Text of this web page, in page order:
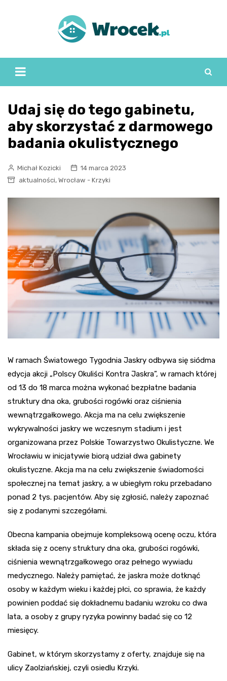
Udaj się do tego gabinetu,
aby skorzystać z darmowego
badania okulistycznego
Michał Kozicki
14 marca 2023
aktualności, Wrocław - Krzyki
W ramach Światowego Tygodnia Jaskry odbywa się siódma
edycja akcji „Polscy Okuliści Kontra Jaskra”, w ramach której
od 13 do 18 marca można wykonać bezpłatne badania
struktury dna oka, grubości rogówki oraz ciśnienia
wewnątrzgałkowego. Akcja ma na celu zwiększenie
wykrywalności jaskry we wczesnym stadium i jest
organizowana przez Polskie Towarzystwo Okulistyczne. We
Wrocławiu w inicjatywie biorą udział dwa gabinety
okulistyczne. Akcja ma na celu zwiększenie świadomości
społecznej na temat jaskry, a w ubiegłym roku przebadano
ponad 2 tys. pacjentów. Aby się zgłosić, należy zapoznać
się z podanymi szczegółami.
Obecna kampania obejmuje kompleksową ocenę oczu, która
składa się z oceny struktury dna oka, grubości rogówki,
ciśnienia wewnątrzgałkowego oraz pełnego wywiadu
medycznego. Należy pamiętać, że jaskra może dotknąć
osoby w każdym wieku i każdej płci, co sprawia, że każdy
powinien poddać się dokładnemu badaniu wzroku co dwa
lata, a osoby z grupy ryzyka powinny badać się co 12
miesięcy.
Gabinet, w którym skorzystamy z oferty, znajduje się na
ulicy Zaolziańskiej, czyli osiedlu Krzyki.